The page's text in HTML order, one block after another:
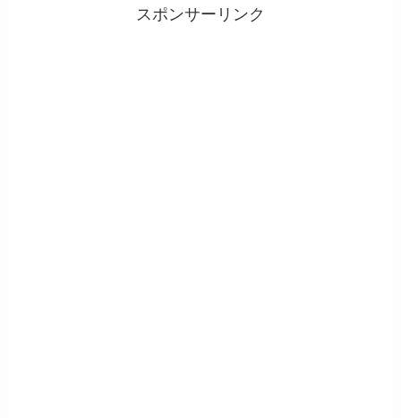
スポンサーリンク